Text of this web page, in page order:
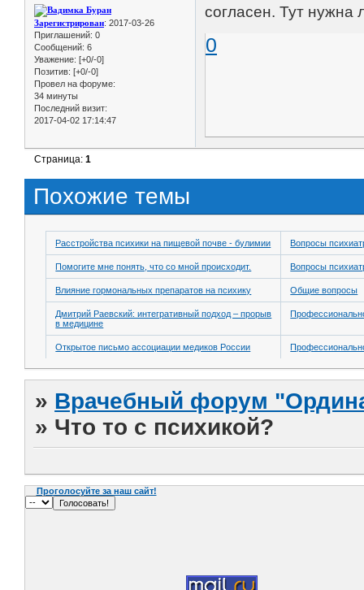
Зарегистрирован: 2017-03-26
Приглашений: 0
Сообщений: 6
Уважение: [+0/-0]
Позитив: [+0/-0]
Провел на форуме:
34 минуты
Последний визит:
2017-04-02 17:14:47
согласен. Тут нужна
0
Страница:1
Похожие темы
Расстройства психики на пищевой почве - булимии Вопросы
Помогите мне понять, что со мной происходит. Вопросы
Влияние гормональных препаратов на психику Общие вопросы
Дмитрий Раевский: интегративный подход – прорыв
в медицине
Открытое письмо ассоциации медиков России
» Врачебный форум
» Что то с психикой?
Проголосуйте за наш сайт!